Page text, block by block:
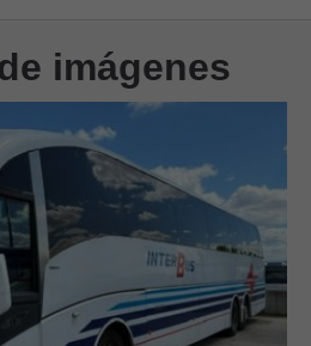
imágenes